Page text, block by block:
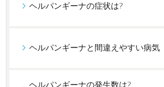
ヘルパンギーナの症状は?
ヘルパンギーナと間違えやすい病気
ヘルパンギーナの発生数は?